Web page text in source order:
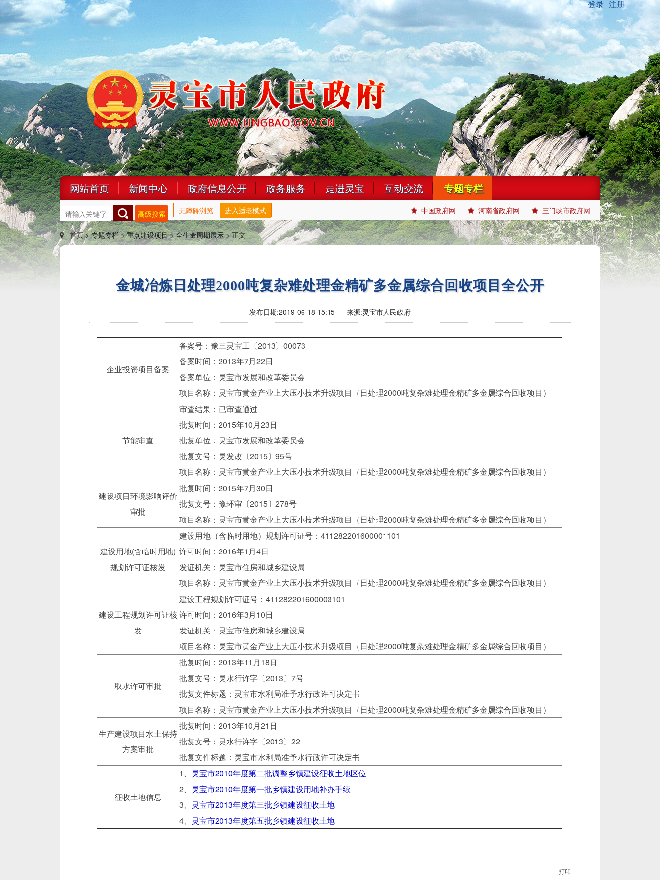
网站首页 新闻中心 政府信息公开 政务服务 走进灵宝 互动交流 专题专栏
高级搜索 无障碍浏览 进入适老模式 中国政府网 河南省政府网 三门峡市政府网
首页 >专题专栏 >重点建设项目 >全生命周期展示 >正文
金城冶炼日处理2000吨复杂难处理金精矿多金属综合回收项目全公开
发布日期:2019-06-18 15:15 来源:灵宝市人民政府
企业投资项目备案
备案号：豫三灵宝工〔2013〕00073
备案时间：2013年7月22日
备案单位：灵宝市发展和改革委员会
项目名称：灵宝市黄金产业上大压小技术升级项目（日处理2000吨复杂难处理金精矿多金属综合回收项目）
节能审查
审查结果：已审查通过
批复时间：2015年10月23日
批复单位：灵宝市发展和改革委员会
批复文号：灵发改〔2015〕95号
项目名称：灵宝市黄金产业上大压小技术升级项目（日处理2000吨复杂难处理金精矿多金属综合回收项目）
建设项目环境影响评价
审批
批复时间：2015年7月30日
批复文号：豫环审〔2015〕278号
项目名称：灵宝市黄金产业上大压小技术升级项目（日处理2000吨复杂难处理金精矿多金属综合回收项目）
建设用地(含临时用地)
规划许可证核发
建设用地（含临时用地）规划许可证号：411282201600001101
许可时间：2016年1月4日
发证机关：灵宝市住房和城乡建设局
项目名称：灵宝市黄金产业上大压小技术升级项目（日处理2000吨复杂难处理金精矿多金属综合回收项目）
建设工程规划许可证核
发
建设工程规划许可证号：411282201600003101
许可时间：2016年3月10日
发证机关：灵宝市住房和城乡建设局
项目名称：灵宝市黄金产业上大压小技术升级项目（日处理2000吨复杂难处理金精矿多金属综合回收项目）
取水许可审批
批复时间：2013年11月18日
批复文号：灵水行许字〔2013〕7号
批复文件标题：灵宝市水利局准予水行政许可决定书
项目名称：灵宝市黄金产业上大压小技术升级项目（日处理2000吨复杂难处理金精矿多金属综合回收项目）
生产建设项目水土保持
方案审批
批复时间：2013年10月21日
批复文号：灵水行许字〔2013〕22
批复文件标题：灵宝市水利局准予水行政许可决定书
征收土地信息
1、 灵宝市2010年度第二批调整乡镇建设征收土地区位
2、 灵宝市2010年度第一批乡镇建设用地补办手续
3、 灵宝市2013年度第三批乡镇建设征收土地
4、 灵宝市2013年度第五批乡镇建设征收土地
打印